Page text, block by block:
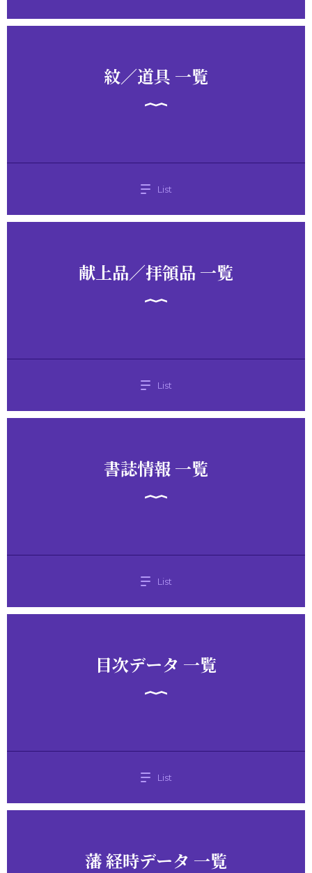
紋／道具 一覧
List
献上品／拝領品 一覧
List
書誌情報 一覧
List
目次データ 一覧
List
藩 経時データ 一覧